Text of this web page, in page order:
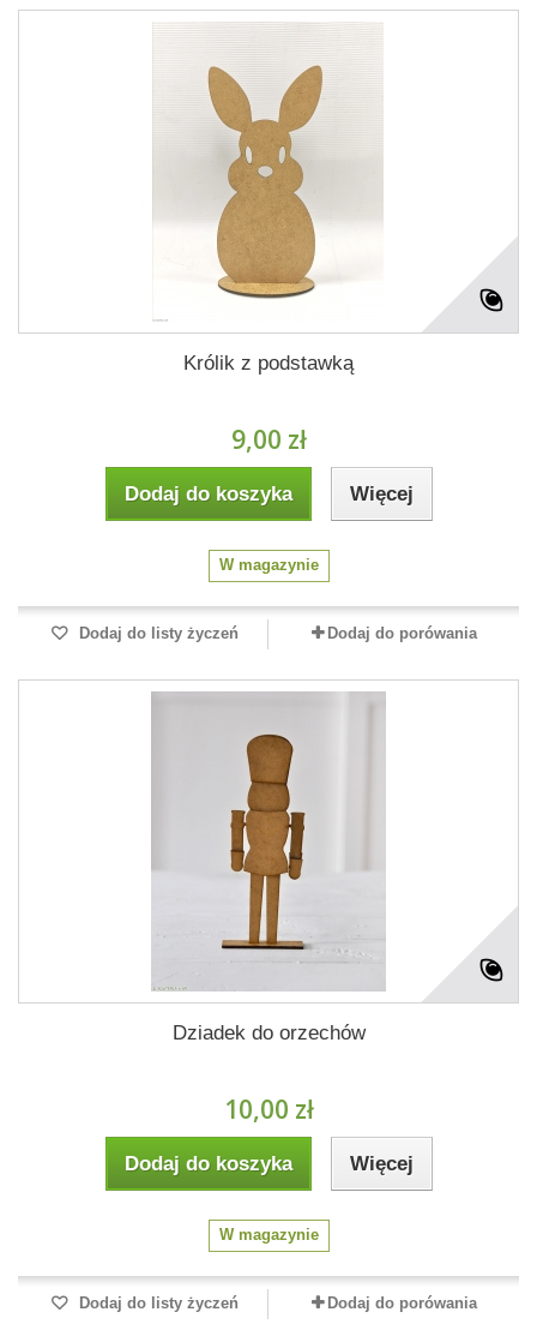
Królik z podstawką
9,00 zł
Dodaj do koszyka Więcej
W magazynie
Dodaj do listy życzeń Dodaj do porówania
Dziadek do orzechów
10,00 zł
Dodaj do koszyka Więcej
W magazynie
Dodaj do listy życzeń Dodaj do porówania